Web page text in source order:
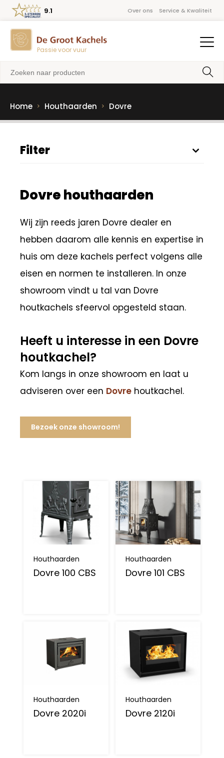
Over ons Service & Kwaliteit
Passie voor vuur
9.1
Home Houthaarden Dovre
Filter
Dovre houthaarden
Wij zijn reeds jaren Dovre dealer en
hebben daarom alle kennis en expertise in
huis om deze kachels perfect volgens alle
eisen en normen te installeren. In onze
showroom vindt u tal van Dovre
houtkachels sfeervol opgesteld staan.
Heeft u interesse in een Dovre
houtkachel?
Kom langs in onze showroom en laat u
adviseren over een Dovre houtkachel.
Bezoek onze showroom!
Houthaarden
Dovre 100 CBS
Houthaarden
Dovre 101 CBS
Houthaarden
Dovre 2020i
Houthaarden
Dovre 2120i